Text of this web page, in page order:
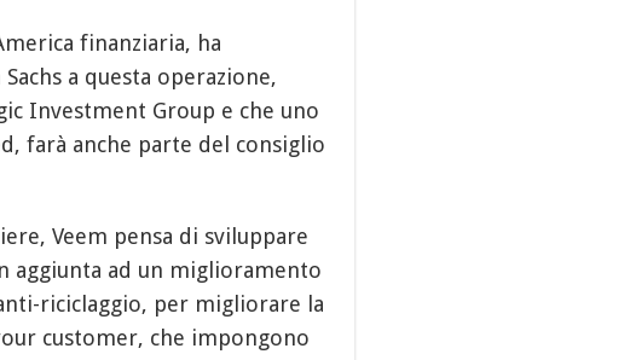
finanziaria, ha
a questa operazione,
Investment Group e che uno
farà anche parte del consiglio
Veem pensa di sviluppare
aggiunta ad un miglioramento
riciclaggio, per migliorare la
customer, che impongono